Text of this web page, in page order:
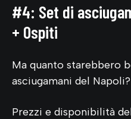
#4: Set di
+ Ospiti
Ma quanto starebbero
asciugamani del Napoli?
Prezzi e disponibilità